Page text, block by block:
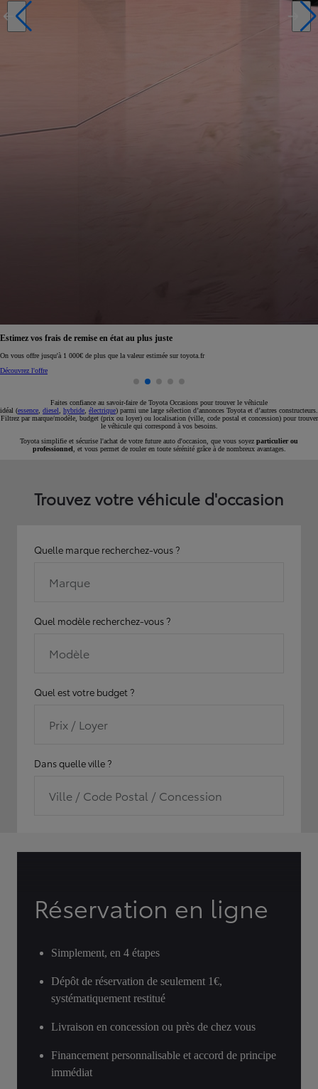
Réservez en ligne votre occasion pour 1€ seulement
Réservez en ligne
Faites confiance au savoir-faire de Toyota Occasions pour trouver le véhicule
idéal (essence diesel hybride électrique) parmi une large sélection d’annonces Toyota et d’autres constructeurs.
Filtrez par marque/modèle, budget (prix ou loyer) ou localisation (ville, code postal et concession) pour trouver
le véhicule qui correspond à vos besoins.
Toyota simplifie et sécurise l'achat de votre future auto d'occasion, que vous soyez particulier ou
professionnel , et vous permet de rouler en toute sérénité grâce à de nombreux avantages.
Trouvez votre véhicule d'occasion
Quelle marque recherchez-vous ?
Marque
Quel modèle recherchez-vous ?
Modèle
Quel est votre budget ?
Prix / Loyer
Dans quelle ville ?
Ville / Code Postal / Concession
Réservation en ligne
Simplement, en 4 étapes
Dépôt de réservation de seulement 1€,
systématiquement restitué
Livraison en concession ou près de chez vous
Financement personnalisable et accord de principe
immédiat